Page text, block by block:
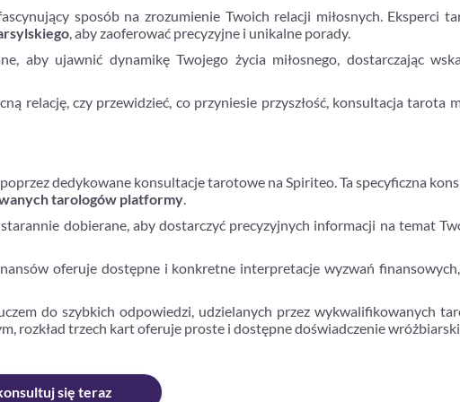
sposób na zrozumienie Twoich relacji miłosnych. Eksperci
, aby zaoferować precyzyjne i unikalne porady.
aby ujawnić dynamikę Twojego życia miłosnego, dostarczając
relację, czy przewidzieć, co przyniesie przyszłość, konsultacja tarota
dedykowane konsultacje tarotowe na Spiriteo. Ta specyficzna
tarologów platformy
dobierane, aby dostarczyć precyzyjnych informacji na temat
oferuje dostępne i konkretne interpretacje wyzwań
do szybkich odpowiedzi, udzielanych przez wykwalifikowanych
rozkład trzech kart oferuje proste i dostępne doświadczenie
się teraz